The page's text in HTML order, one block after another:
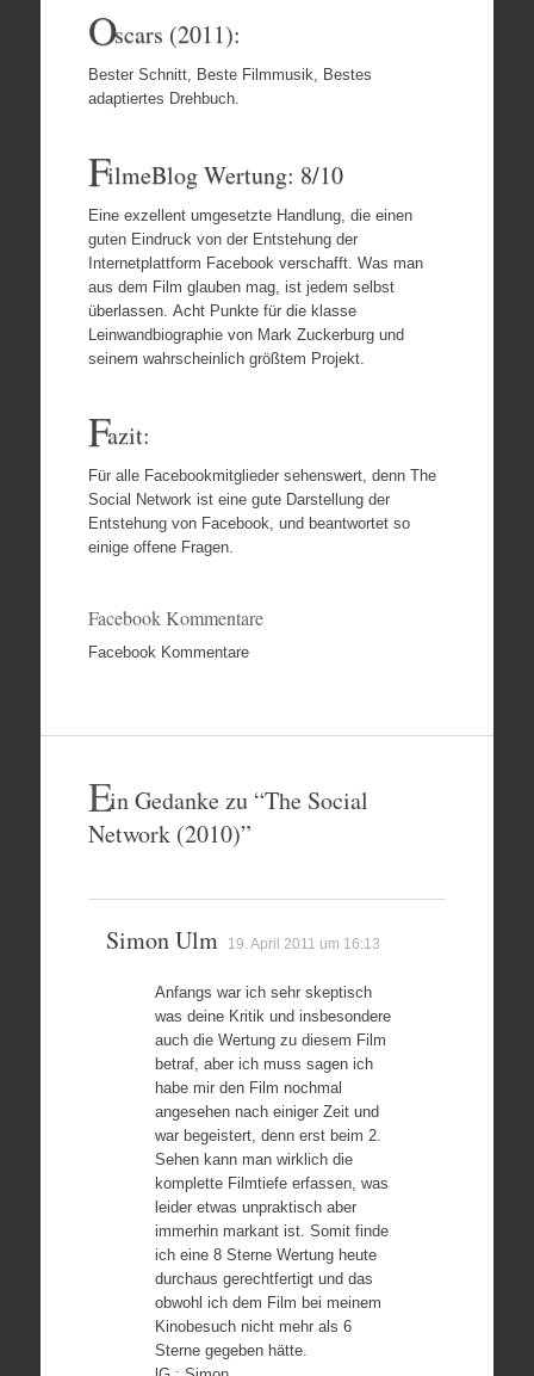
Oscars (2011):
Bester Schnitt, Beste Filmmusik, Bestes
adaptiertes Drehbuch.
FilmeBlog Wertung: 8/10
Eine exzellent umgesetzte Handlung, die einen
guten Eindruck von der Entstehung der
Internetplattform Facebook verschafft. Was man
aus dem Film glauben mag, ist jedem selbst
überlassen. Acht Punkte für die klasse
Leinwandbiographie von Mark Zuckerburg und
seinem wahrscheinlich größtem Projekt.
Fazit:
Für alle Facebookmitglieder sehenswert, denn The
Social Network ist eine gute Darstellung der
Entstehung von Facebook, und beantwortet so
einige offene Fragen.
Facebook Kommentare
Facebook Kommentare
Ein Gedanke zu “The Social
Network (2010)”
Simon Ulm 19. April 2011 um 16:13
Anfangs war ich sehr skeptisch
was deine Kritik und insbesondere
auch die Wertung zu diesem Film
betraf, aber ich muss sagen ich
habe mir den Film nochmal
angesehen nach einiger Zeit und
war begeistert, denn erst beim 2.
Sehen kann man wirklich die
komplette Filmtiefe erfassen, was
leider etwas unpraktisch aber
immerhin markant ist. Somit finde
ich eine 8 Sterne Wertung heute
durchaus gerechtfertigt und das
obwohl ich dem Film bei meinem
Kinobesuch nicht mehr als 6
Sterne gegeben hätte.